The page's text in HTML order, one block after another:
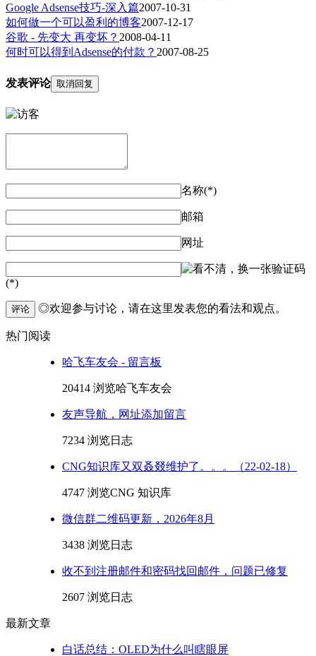
Google Adsense技巧-深入篇2007-10-31
如何做一个可以盈利的博客2007-12-17
谷歌 - 先变大 再变坏？ 2008-04-11
何时可以得到Adsense的付款？ 2007-08-25
发表评论 取消回复
名称(*)
邮箱
网址
验证码
(*)
评论 ◎欢迎参与讨论，请在这里发表您的看法和观点。
热门阅读
哈飞车友会 - 留言板
20414 浏览哈飞车友会
友声导航，网址添加留言
7234 浏览日志
CNG知识库又双叒叕维护了。。。（22-02-18）
4747 浏览CNG 知识库
微信群二维码更新，2026年8月
3438 浏览日志
收不到注册邮件和密码找回邮件，问题已修复
2607 浏览日志
最新文章
白话总结：OLED为什么叫瞎眼屏